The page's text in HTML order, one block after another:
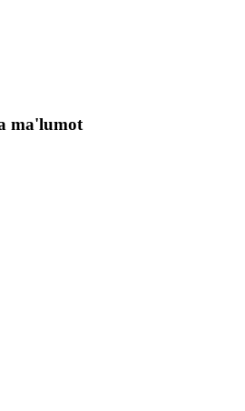
ma'lumot